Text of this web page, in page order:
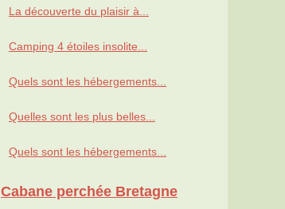
La découverte du plaisir à...
Camping 4 étoiles insolite...
Quels sont les hébergements...
Quelles sont les plus belles...
Quels sont les hébergements...
Cabane perchée Bretagne